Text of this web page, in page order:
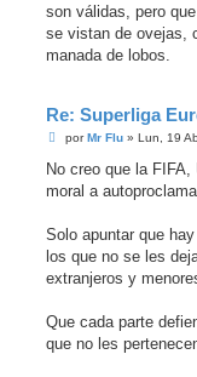
son válidas, pero
se vistan de ovejas,
manada de lobos.
Re: Superliga
M
n
a
porMr Flu» Lun, 19
No creo que la
moral a
Solo apuntar que
los que no se les
extranjeros y
Que cada parte
que no les